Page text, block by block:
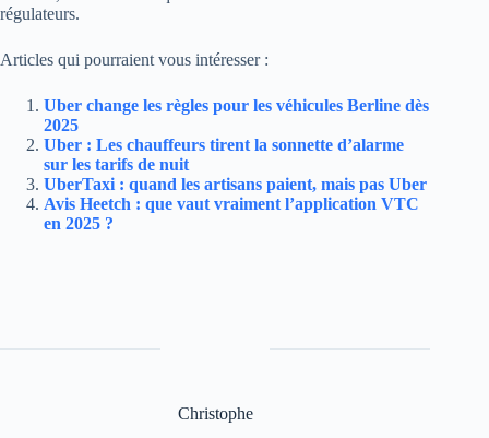
régulateurs.
Articles qui pourraient vous intéresser :
Uber change les règles pour les véhicules Berline dès
2025
Uber : Les chauffeurs tirent la sonnette d’alarme
sur les tarifs de nuit
UberTaxi : quand les artisans paient, mais pas Uber
Avis Heetch : que vaut vraiment l’application VTC
en 2025 ?
Christophe